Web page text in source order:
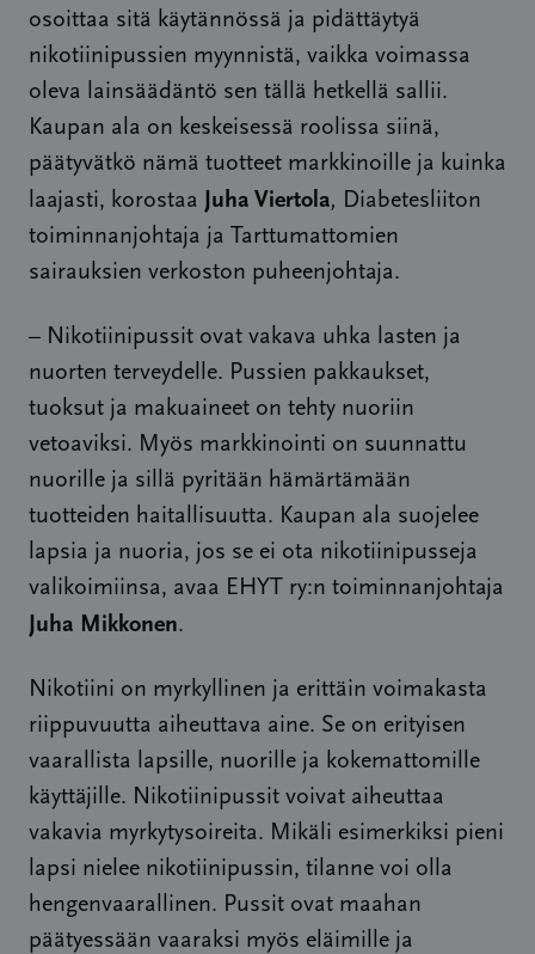
osoittaa sitä käytännössä ja pidättäytyä
nikotiinipussien myynnistä, vaikka voimassa
oleva lainsäädäntö sen tällä hetkellä sallii.
Kaupan ala on keskeisessä roolissa siinä,
päätyvätkö nämä tuotteet markkinoille ja kuinka
laajasti, korostaa Juha Viertola, Diabetesliiton
toiminnanjohtaja ja Tarttumattomien
sairauksien verkoston puheenjohtaja.
– Nikotiinipussit ovat vakava uhka lasten ja
nuorten terveydelle. Pussien pakkaukset,
tuoksut ja makuaineet on tehty nuoriin
vetoaviksi. Myös markkinointi on suunnattu
nuorille ja sillä pyritään hämärtämään
tuotteiden haitallisuutta. Kaupan ala suojelee
lapsia ja nuoria, jos se ei ota nikotiinipusseja
valikoimiinsa, avaa EHYT ry:n toiminnanjohtaja
Juha Mikkonen.
Nikotiini on myrkyllinen ja erittäin voimakasta
riippuvuutta aiheuttava aine. Se on erityisen
vaarallista lapsille, nuorille ja kokemattomille
käyttäjille. Nikotiinipussit voivat aiheuttaa
vakavia myrkytysoireita. Mikäli esimerkiksi pieni
lapsi nielee nikotiinipussin, tilanne voi olla
hengenvaarallinen. Pussit ovat maahan
päätyessään vaaraksi myös eläimille ja